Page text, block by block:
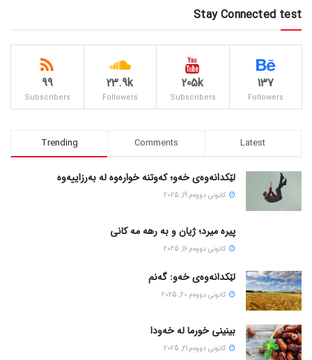
Stay Connected test
137
Followers
205k
Subscribers
23.9k
Followers
99
Subscribers
Trending Comments Latest
لێکدانەوەی خەو؛ کەوتنە خوارەوە لە بەرزاییەوە
كانونی دووه‌م 19, 2025
پیره میرد؛ ژیان و به رهه مه کانی
كانونی دووه‌م 16, 2025
لێکدانەوەی خەو: گەنم
كانونی دووه‌م 20, 2025
بینینی خورما لە خەودا
كانونی دووه‌م 21, 2025